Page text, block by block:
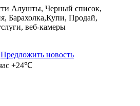
Предложить новость
+24℃